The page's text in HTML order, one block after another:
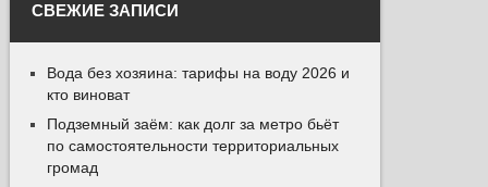
СВЕЖИЕ ЗАПИСИ
Вода без хозяина: тарифы на воду 2026 и
кто виноват
Подземный заём: как долг за метро бьёт
по самостоятельности территориальных
громад